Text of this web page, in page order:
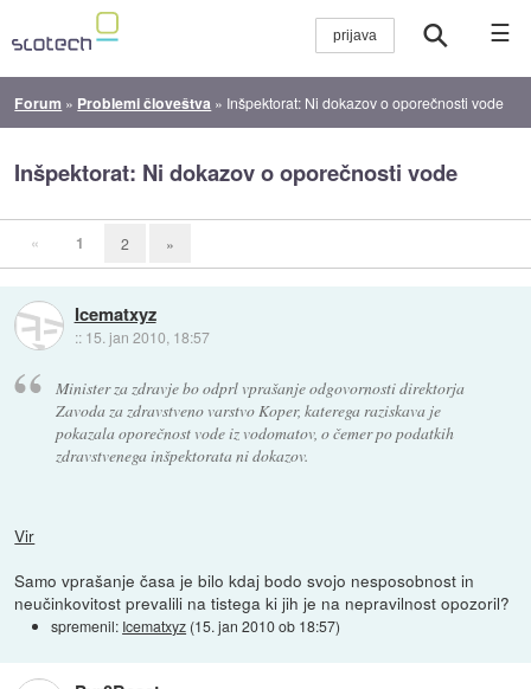
☰
Forum » Problemi človeštva » Inšpektorat: Ni dokazov o oporečnosti vode
Inšpektorat: Ni dokazov o oporečnosti vode
« 1 2 »
Icematxyz
:: 15. jan 2010, 18:57
Minister za zdravje bo odprl vprašanje odgovornosti direktorja
Zavoda za zdravstveno varstvo Koper, katerega raziskava je
pokazala oporečnost vode iz vodomatov, o čemer po podatkih
zdravstvenega inšpektorata ni dokazov.
Vir
Samo vprašanje časa je bilo kdaj bodo svojo nesposobnost in
neučinkovitost prevalili na tistega ki jih je na nepravilnost opozoril?
spremenil: Icematxyz (15. jan 2010 ob 18:57)